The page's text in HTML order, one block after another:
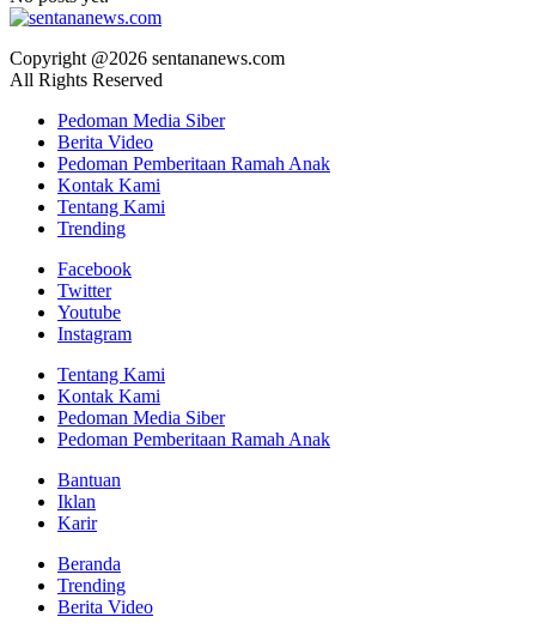
Copyright @2026 sentananews.com
All Rights Reserved
Pedoman Media Siber
Berita Video
Pedoman Pemberitaan Ramah Anak
Kontak Kami
Tentang Kami
Trending
Facebook
Twitter
Youtube
Instagram
Tentang Kami
Kontak Kami
Pedoman Media Siber
Pedoman Pemberitaan Ramah Anak
Bantuan
Iklan
Karir
Beranda
Trending
Berita Video